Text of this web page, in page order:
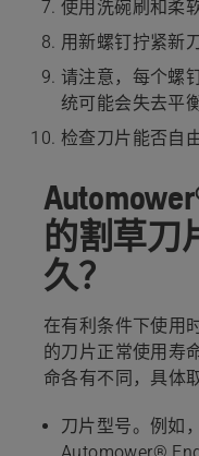
使用洗碗刷和柔
用新螺钉拧紧新
请注意，每个螺
统可能会失去平衡
检查刀片能否自
的割草刀
久？
在有利条件下使用时
的刀片正常使用寿
命各有不同，具体
刀片型号。例如，